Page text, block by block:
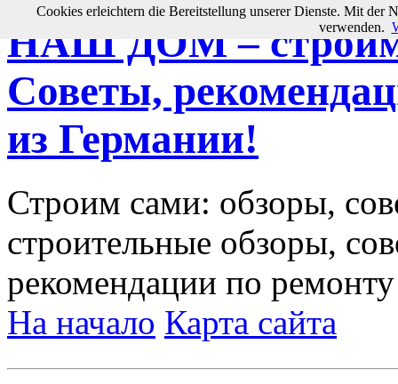
НАШ ДОМ – строим
Советы,
из Германии!
Строим сами: обзоры,
строительные обзоры,
рекомендации по ремонту
На начало Карта сайта
Cookies erleichtern die Bereitstellung unserer Dienste. Mit der
verwenden.